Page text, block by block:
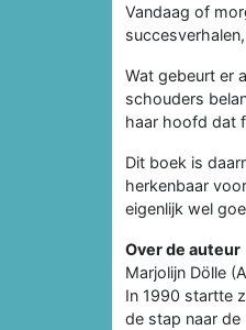
Vandaag of
Wat gebeurt er
schouders
haar hoofd dat
Dit boek is
herkenbaar
eigenlijk wel
Over de auteur
Marjolijn Dölle
In 1990 startte
de stap naar de